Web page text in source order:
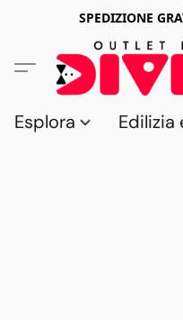
SPEDIZIONE
Esplora